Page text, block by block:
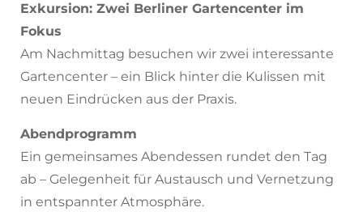
Exkursion: Zwei Berliner Gartencenter im
Fokus
Am Nachmittag besuchen wir zwei interessante
Gartencenter – ein Blick hinter die Kulissen mit
neuen Eindrücken aus der Praxis.
Abendprogramm
Ein gemeinsames Abendessen rundet den Tag
ab – Gelegenheit für Austausch und Vernetzung
in entspannter Atmosphäre.